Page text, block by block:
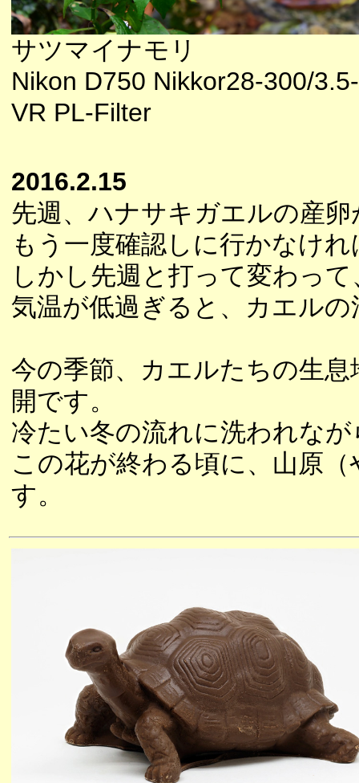
サツマイナモリ
Nikon D750 Nikkor28-300/
VR PL-Filter
2016.2.15
先週、ハナサキガエルの産
もう一度確認しに行かなけ
しかし先週と打って変わっ
気温が低過ぎると、カエル
今の季節、カエルたちの生
開です。
冷たい冬の流れに洗われな
この花が終わる頃に、山原
す。